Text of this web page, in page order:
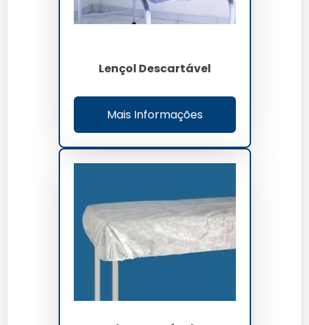
Lençol Descartável
Mais Informações